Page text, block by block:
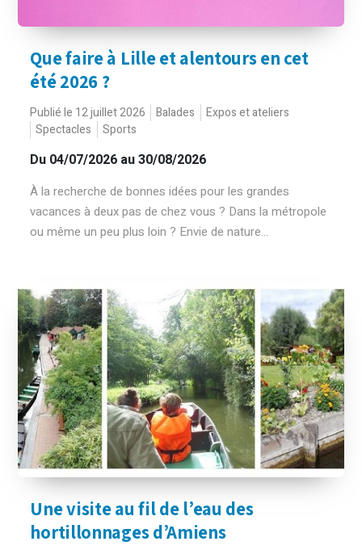
Que faire à Lille et alentours en cet
été 2026 ?
Publié le 12 juillet 2026 Balades
Expos et ateliers
Spectacles
Sports
Du 04/07/2026 au 30/08/2026
À la recherche de bonnes idées pour les grandes
vacances à deux pas de chez vous ? Dans la métropole
ou même un peu plus loin ? Envie de nature...
Une visite au fil de l’eau des
hortillonnages d’Amiens